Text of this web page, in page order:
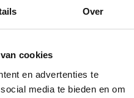
Over
cookies
en advertenties te
media te bieden en om
doen!